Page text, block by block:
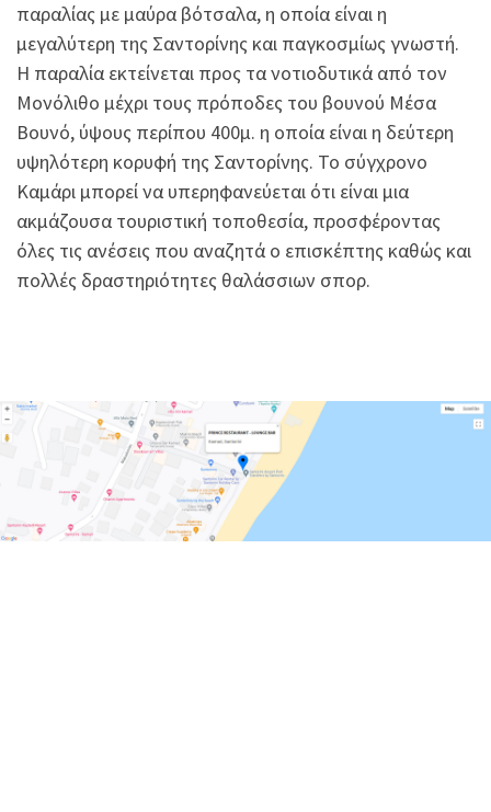
παραλίας με μαύρα βότσαλα, η οποία είναι η
μεγαλύτερη της Σαντορίνης και παγκοσμίως γνωστή.
Η παραλία εκτείνεται προς τα νοτιοδυτικά από τον
Μονόλιθο μέχρι τους πρόποδες του βουνού Μέσα
Βουνό, ύψους περίπου 400μ. η οποία είναι η δεύτερη
υψηλότερη κορυφή της Σαντορίνης. Το σύγχρονο
Καμάρι μπορεί να υπερηφανεύεται ότι είναι μια
ακμάζουσα τουριστική τοποθεσία, προσφέροντας
όλες τις ανέσεις που αναζητά ο επισκέπτης καθώς και
πολλές δραστηριότητες θαλάσσιων σπορ.